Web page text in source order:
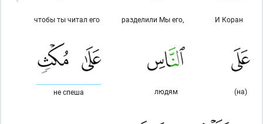
И Коран
разделили Мы его,
чтобы ты читал его
(на)
людям
не спеша